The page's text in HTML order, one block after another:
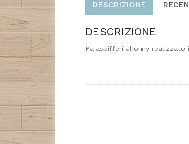
DESCRIZIONE
DESCRIZIONE
Paraspifferi Jhonny